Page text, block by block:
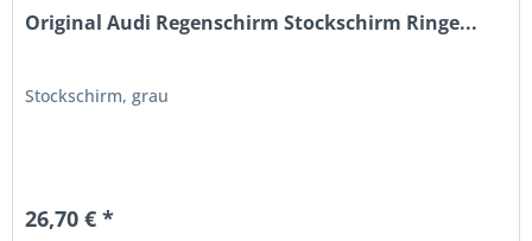
Original Audi Regenschirm Stockschirm Ringe...
Stockschirm, grau
26,70 € *